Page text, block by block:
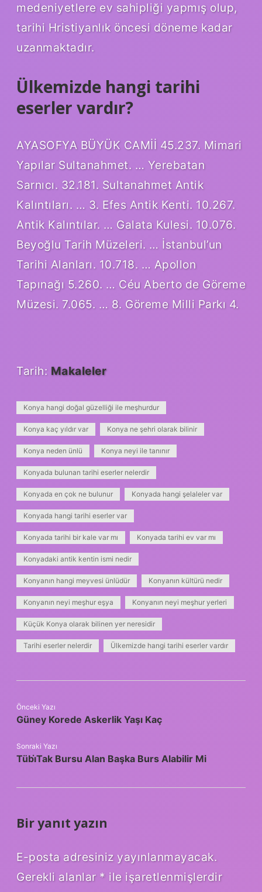
medeniyetlere ev sahipliği yapmış olup,
tarihi Hristiyanlık öncesi döneme kadar
uzanmaktadır.
Ülkemizde hangi tarihi
eserler vardır?
AYASOFYA BÜYÜK CAMİİ 45.237. Mimari
Yapılar Sultanahmet. … Yerebatan
Sarnıcı. 32.181. Sultanahmet Antik
Kalıntıları. … 3. Efes Antik Kenti. 10.267.
Antik Kalıntılar. … Galata Kulesi. 10.076.
Beyoğlu Tarih Müzeleri. … İstanbul’un
Tarihi Alanları. 10.718. … Apollon
Tapınağı 5.260. … Céu Aberto de Göreme
Müzesi. 7.065. … 8. Göreme Milli Parkı 4.
Tarih: Makaleler
Konya hangi doğal güzelliği ile meşhurdur
Konya kaç yıldır var Konya ne şehri olarak bilinir
Konya neden ünlü Konya neyi ile tanınır
Konyada bulunan tarihi eserler nelerdir
Konyada en çok ne bulunur Konyada hangi şelaleler var
Konyada hangi tarihi eserler var
Konyada tarihi bir kale var mı Konyada tarihi ev var mı
Konyadaki antik kentin ismi nedir
Konyanın hangi meyvesi ünlüdür Konyanın kültürü nedir
Konyanın neyi meşhur eşya Konyanın neyi meşhur yerleri
Küçük Konya olarak bilinen yer neresidir
Tarihi eserler nelerdir Ülkemizde hangi tarihi eserler vardır
Önceki Yazı
Güney Korede Askerlik Yaşı Kaç
Sonraki Yazı
Tübi̇Tak Bursu Alan Başka Burs Alabilir Mi
Bir yanıt yazın
E-posta adresiniz yayınlanmayacak.
Gerekli alanlar * ile işaretlenmişlerdir